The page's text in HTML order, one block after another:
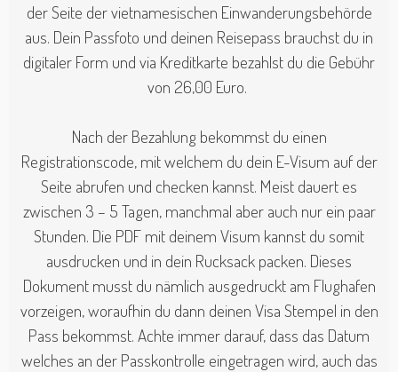
der Seite der vietnamesischen Einwanderungsbehörde
aus. Dein Passfoto und deinen Reisepass brauchst du in
digitaler Form und via Kreditkarte bezahlst du die Gebühr
von 26,00 Euro.
Nach der Bezahlung bekommst du einen
Registrationscode, mit welchem du dein E-Visum auf der
Seite abrufen und checken kannst. Meist dauert es
zwischen 3 – 5 Tagen, manchmal aber auch nur ein paar
Stunden. Die PDF mit deinem Visum kannst du somit
ausdrucken und in dein Rucksack packen. Dieses
Dokument musst du nämlich ausgedruckt am Flughafen
vorzeigen, woraufhin du dann deinen Visa Stempel in den
Pass bekommst. Achte immer darauf, dass das Datum
welches an der Passkontrolle eingetragen wird, auch das